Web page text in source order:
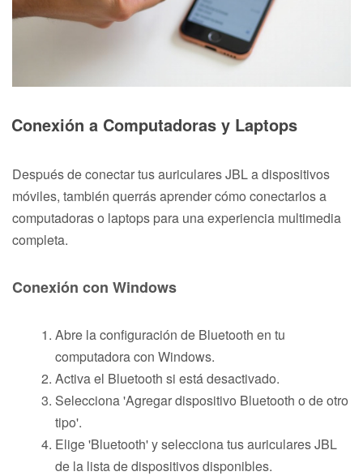
Conexión a Computadoras y Laptops
Después de conectar tus auriculares JBL a dispositivos
móviles, también querrás aprender cómo conectarlos a
computadoras o laptops para una experiencia multimedia
completa.
Conexión con Windows
Abre la configuración de Bluetooth en tu
computadora con Windows.
Activa el Bluetooth si está desactivado.
Selecciona 'Agregar dispositivo Bluetooth o de otro
tipo'.
Elige 'Bluetooth' y selecciona tus auriculares JBL
de la lista de dispositivos disponibles.